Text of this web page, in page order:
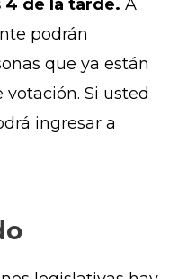
4 de la tarde. A
podrán
que ya están
Si usted
ingresar a